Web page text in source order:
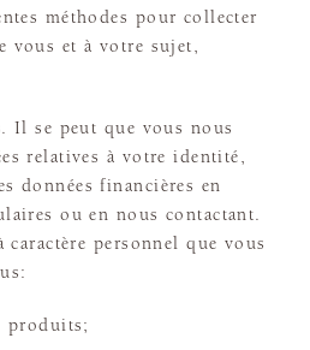
méthodes pour collecter
vous et à votre sujet,
. Il se peut que vous nous
relatives à votre identité,
données financières en
ou en nous contactant.
caractère personnel que vous
produits;